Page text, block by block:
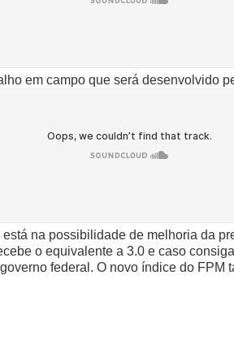
em campo que será desenvolvido
na possibilidade de melhoria da
o equivalente a 3.0 e caso
federal. O novo índice do